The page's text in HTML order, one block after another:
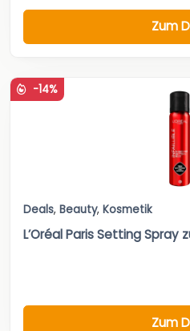
Zum
-14%
Deals, Beauty, Kosmetik
L’Oréal Paris Setting Spray
Zum